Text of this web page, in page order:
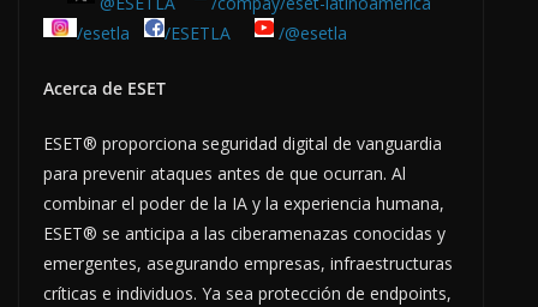
/esetla
/ESETLA /@esetla
Acerca de ESET
ESET® proporciona seguridad digital de vanguardia
para prevenir ataques antes de que ocurran. Al
combinar el poder de la IA y la experiencia humana,
ESET® se anticipa a las ciberamenazas conocidas y
emergentes, asegurando empresas, infraestructuras
críticas e individuos. Ya sea protección de endpoints,